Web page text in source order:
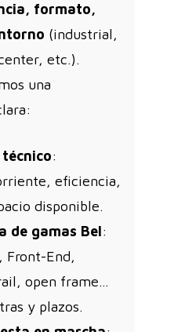
formato,
(industrial,
etc.).
una
:
eficiencia,
disponible.
de gamas Bel:
Front-End,
open frame…
y plazos.